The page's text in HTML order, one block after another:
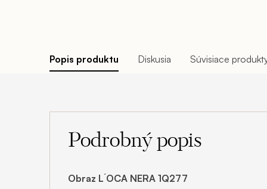
Popis produktu Diskusia Súvisiace
Podrobný popis
Obraz L´OCA NERA 1Q277